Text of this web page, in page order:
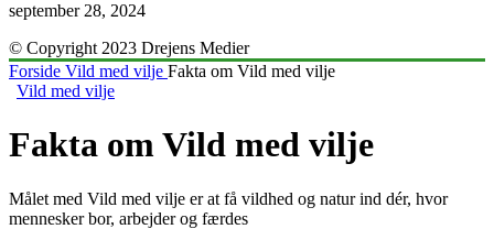
september 28, 2024
© Copyright 2023 Drejens Medier
Forside Vild med vilje Fakta om Vild med vilje
Vild med vilje
Fakta om Vild med vilje
Målet med Vild med vilje er at få vildhed og natur ind dér, hvor
mennesker bor, arbejder og færdes